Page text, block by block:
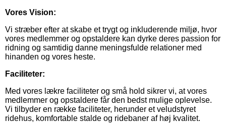
Vores Vision:
Vi stræber efter at skabe et trygt og inkluderende miljø, hvor
vores medlemmer og opstaldere kan dyrke deres passion for
ridning og samtidig danne meningsfulde relationer med
hinanden og vores heste.
Faciliteter:
Med vores lækre faciliteter og små hold sikrer vi, at vores
medlemmer og opstaldere får den bedst mulige oplevelse.
Vi tilbyder en række faciliteter, herunder et veludstyret
ridehus, komfortable stalde og ridebaner af høj kvalitet.